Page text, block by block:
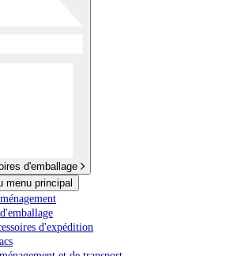
d'emballage
menu principal
d'expédition